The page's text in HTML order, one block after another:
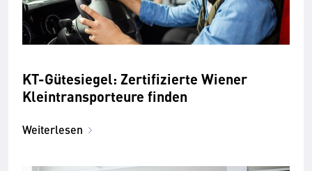
KT-Gütesiegel: Zertifizierte Wiener
Kleintransporteure finden
Weiterlesen